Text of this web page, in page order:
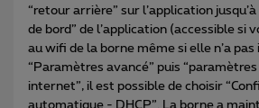
“retour arrière” sur l’application
de bord” de l’application (accessible si
au wifi de la borne même si elle n’a
“Paramètres avancé” puis
internet”, il est possible de choisir
automatique - DHCP”. La borne a